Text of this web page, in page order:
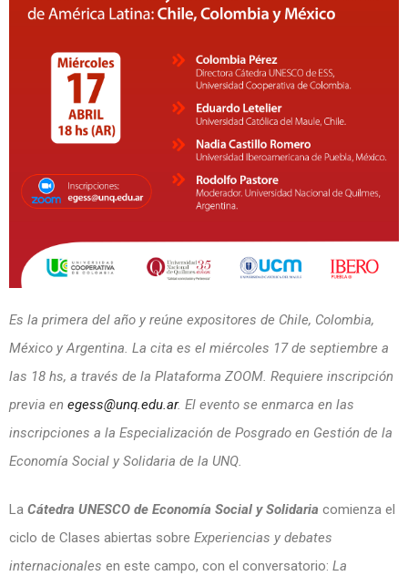
Es la primera del año y reúne expositores de Chile, Colombia,
México y Argentina. La cita es el miércoles 17 de septiembre a
las 18 hs, a través de la Plataforma ZOOM. Requiere inscripción
previa en egess@unq.edu.ar. El evento se enmarca en las
inscripciones a la Especialización de Posgrado en Gestión de la
Economía Social y Solidaria de la UNQ.
La Cátedra UNESCO de Economía Social y Solidaria comienza el
ciclo de Clases abiertas sobre Experiencias y debates
internacionales en este campo, con el conversatorio: La